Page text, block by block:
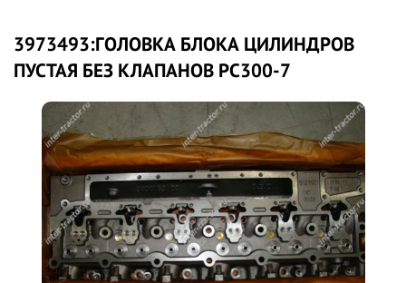
3973493:ГОЛОВКА БЛОКА ЦИЛИНДРОВ
ПУСТАЯ БЕЗ КЛАПАНОВ PC300-7